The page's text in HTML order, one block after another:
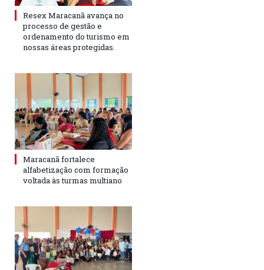
Resex Maracanã avança no
processo de gestão e
ordenamento do turismo em
nossas áreas protegidas.
Maracanã fortalece
alfabetização com formação
voltada às turmas multiano